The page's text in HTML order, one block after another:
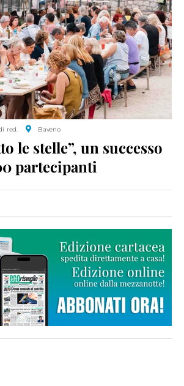
red. Baveno
le stelle”, un successo
partecipanti